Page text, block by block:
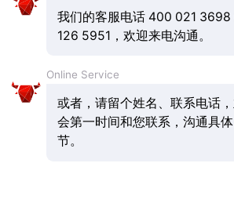
我们的客服电话 400 021 3698
126 5951，欢迎来电沟通。
Online Service
或者，请留个姓名、联系电话
会第一时间和您联系，沟通具
节。